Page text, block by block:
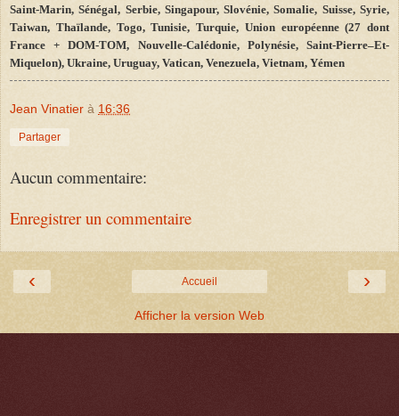
Saint-Marin, Sénégal, Serbie, Singapour, Slovénie, Somalie, Suisse, Syrie,
Taiwan, Thaïlande, Togo, Tunisie, Turquie, Union européenne (27 dont
France + DOM-TOM, Nouvelle-Calédonie, Polynésie, Saint-Pierre–Et-
Miquelon), Ukraine, Uruguay, Vatican, Venezuela, Vietnam, Yémen
Jean Vinatier à 16:36
Partager
Aucun commentaire:
Enregistrer un commentaire
‹ ›
Accueil
Afficher la version Web